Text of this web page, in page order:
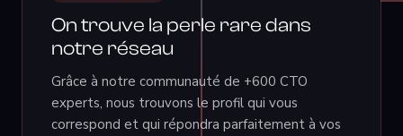
On trouve la perle rare dans
notre réseau
Grâce à notre communauté de +600 CTO
experts, nous trouvons le profil qui vous
correspond et qui répondra parfaitement à vos